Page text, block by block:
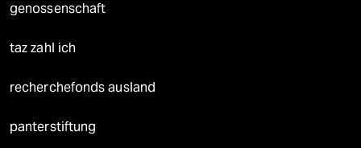
genossenschaft
taz zahl ich
recherchefonds ausland
panterstiftung